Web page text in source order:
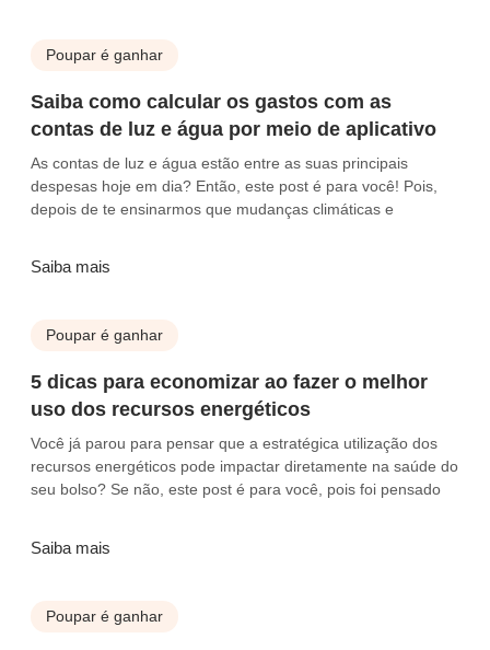
Poupar é ganhar
Saiba como calcular os gastos com as
contas de luz e água por meio de aplicativo
As contas de luz e água estão entre as suas principais
despesas hoje em dia? Então, este post é para você! Pois,
depois de te ensinarmos que mudanças climáticas e
Saiba mais
Poupar é ganhar
5 dicas para economizar ao fazer o melhor
uso dos recursos energéticos
Você já parou para pensar que a estratégica utilização dos
recursos energéticos pode impactar diretamente na saúde do
seu bolso? Se não, este post é para você, pois foi pensado
Saiba mais
Poupar é ganhar